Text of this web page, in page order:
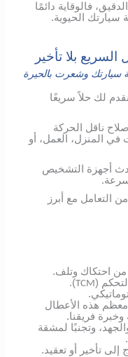
فالوقاية دائمًا
سيارتك الحيوية.
بلا تأخير
وشعرت بالحيرة
لك حلاً سريعًا
ناقل الحركة
المنزل، العمل، أو
أجهزة التشخيص
مع أبرز
من احتكاك وتلف.
(
TCM
).
معظم هذه الأعطال
وخبرة فريقنا.
وتجنبًا لمشقة
إلى تأخير أو تعقيد.